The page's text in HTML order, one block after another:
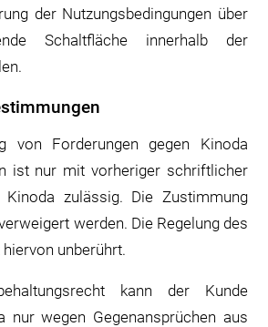
der Nutzungsbedingungen über
Schaltfläche innerhalb der
von Forderungen gegen Kinoda
ist nur mit vorheriger schriftlicher
zulässig. Die Zustimmung
werden. Die Regelung des
unberührt.
kann der Kunde
nur wegen Gegenansprüchen aus